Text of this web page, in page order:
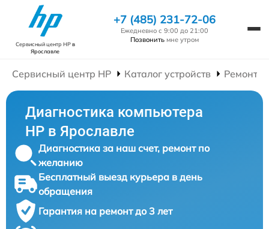
Сервисный центр HPв
Ярославле
+7 (485) 231-72-06
Ежедневно с 9:00 до 21:00
Позвонить мне утром
Сервисный центр HP Каталог устройств Ремонт
Диагностика компьютера
HP в Ярославле
Диагностика за наш счет, ремонт по
желанию
Бесплатный выезд курьера в день
обращения
Гарантия на ремонт до 3 лет